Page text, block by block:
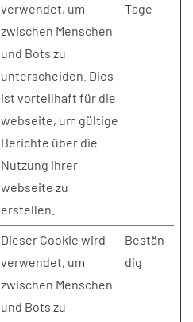
verwendet, um
zwischen Menschen
und Bots zu
unterscheiden. Dies
ist vorteilhaft für die
webseite, um gültige
Berichte über die
Nutzung ihrer
webseite zu
erstellen.
Tage
Dieser Cookie wird
verwendet, um
zwischen Menschen
und Bots zu
Bestän
dig